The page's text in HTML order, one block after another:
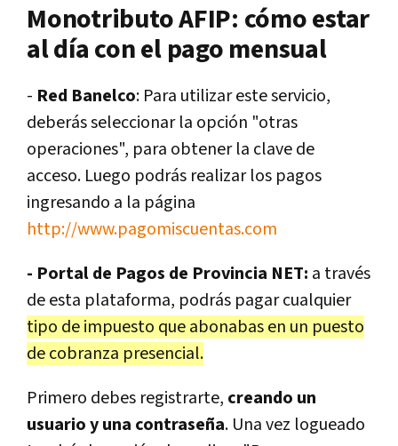
Monotributo AFIP: cómo estar
al día con el pago mensual
- Red Banelco: Para utilizar este servicio,
deberás seleccionar la opción "otras
operaciones", para obtener la clave de
acceso. Luego podrás realizar los pagos
ingresando a la página
http://www.pagomiscuentas.com
- Portal de Pagos de Provincia NET: a través
de esta plataforma, podrás pagar cualquier
tipo de impuesto que abonabas en un puesto
de cobranza presencial.
Primero debes registrarte, creando un
usuario y una contraseña. Una vez logueado